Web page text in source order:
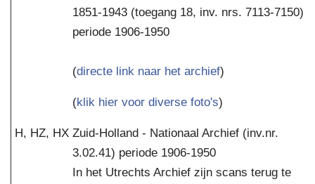
1851-1943 (toegang 18, inv. nrs. 7113-7150)
periode 1906-1950
(directe link naar het archief)
(klik hier voor diverse foto's)
H, HZ, HX Zuid-Holland - Nationaal Archief (inv.nr.
3.02.41) periode 1906-1950
In het Utrechts Archief zijn scans terug te